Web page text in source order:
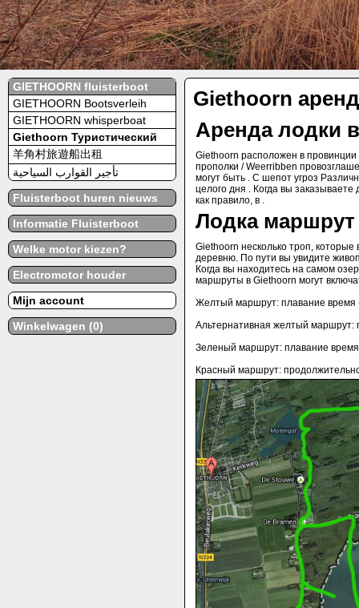
Giethoorn
Аренда лодки
Giethoorn расположен в
прополки / Weerribben
могут быть . С шепот угроз
целого дня . Когда вы
как правило, в .
Лодка
Giethoorn несколько троп,
деревню. По пути вы увидите
Когда вы находитесь на самом
маршруты в Giethoorn могут
Желтый маршрут: плавание время
Альтернативная желтый маршрут:
Зеленый маршрут: плавание время
Красный маршрут:
GIETHOORN fluisterboot
GIETHOORN Bootsverleih
GIETHOORN whisperboat
Giethoorn Туристический
羊角村旅遊船出租
تأجير القوارب السياحية
Fluisterboot huren nieuws
Informatie Fluisterboot
Welke motor kiezen?
Electromotor houder
Mijn account
Winkelwagen (0)